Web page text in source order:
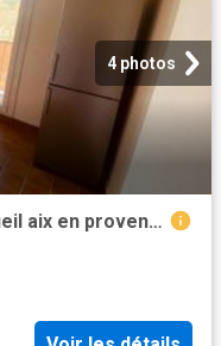
4 photos
location appartement beaurecueil aix en provence 3 pièces 53 m2 bouches du rhone 13100 1200 € / mois